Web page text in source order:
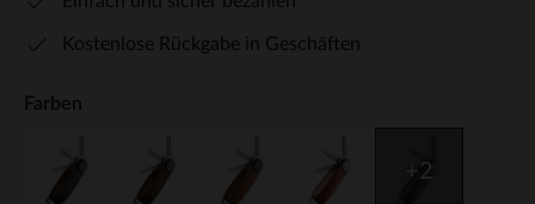
Kostenlose Rückgabe in Geschäften
Farben
+2